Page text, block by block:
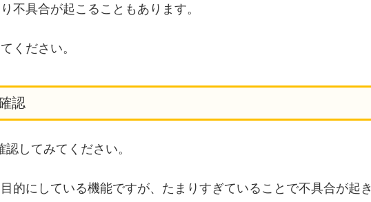
不具合が起こることもあります。
ください。
認
してみてください。
的にしている機能ですが、たまりすぎていることで不具合が起き